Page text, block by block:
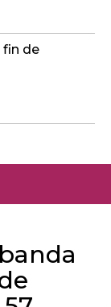
fin de